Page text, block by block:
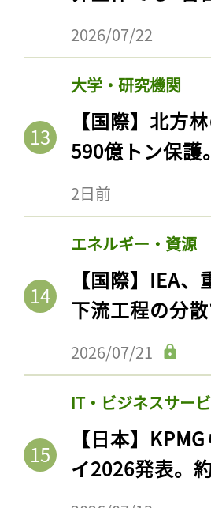
2026/07/22
大学・研究機関
【国際】北方
590億トン保護
2日前
エネルギー・資源
【国際】IEA
下流工程の分
2026/07/21
IT・ビジネスサー
【日本】
イ2026発表。